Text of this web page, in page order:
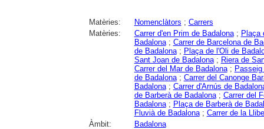
Matèries: Nomenclàtors ; Carrers
Matèries:
Carrer d'en Prim de Badalona; Plaça
Badalona; Carrer de Barcelona de
de Badalona; Plaça de l'Oli de
Sant Joan de Badalona; Riera de
Carrer del Mar de Badalona;
de Badalona; Carrer del Canonge
Badalona; Carrer d'Arnús de
de Barberà de Badalona; Carrer del
Badalona; Plaça de Barberà de
Fluvià de Badalona; Carrer de la
Àmbit:
Badalona